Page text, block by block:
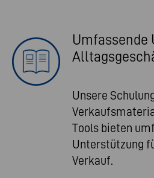
Umfassende
Unsere
Tools bieten
Unterstützung
Verkauf.